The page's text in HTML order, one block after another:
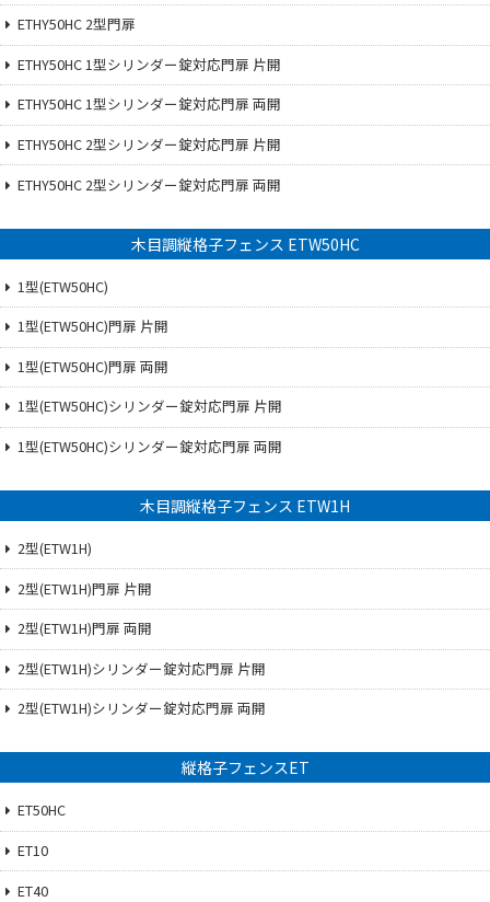
ETHY50HC 2型門扉
ETHY50HC 1型シリンダー錠対応門扉 片開
ETHY50HC 1型シリンダー錠対応門扉 両開
ETHY50HC 2型シリンダー錠対応門扉 片開
ETHY50HC 2型シリンダー錠対応門扉 両開
木目調縦格子フェンス ETW50HC
1型(ETW50HC)
1型(ETW50HC)門扉 片開
1型(ETW50HC)門扉 両開
1型(ETW50HC)シリンダー錠対応門扉 片開
1型(ETW50HC)シリンダー錠対応門扉 両開
木目調縦格子フェンス ETW1H
2型(ETW1H)
2型(ETW1H)門扉 片開
2型(ETW1H)門扉 両開
2型(ETW1H)シリンダー錠対応門扉 片開
2型(ETW1H)シリンダー錠対応門扉 両開
縦格子フェンスET
ET50HC
ET10
ET40